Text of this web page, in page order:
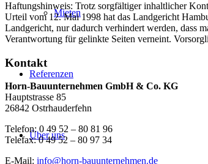
Mieten
Referenzen
Über uns
Haftungshinweis: Trotz sorgfältiger inhaltlicher
Urteil vom 12. Mai 1998 hat das Landgericht
Landgericht, nur dadurch verhindert werden, dass
Verantwortung für gelinkte Seiten verneint.
Kontakt
Horn-Bauunternehmen GmbH & Co. KG
Hauptstrasse 85
26842 Ostrhauderfehn
Telefon: 0 49 52 – 80 81 96
Telefax: 0 49 52 – 80 97 34
E-Mail: info@horn-bauunternehmen.de